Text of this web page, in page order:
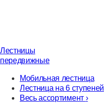
Лестницы
передвижные
Мобильная лестница
Лестница на 6 ступеней
Весь ассортимент ›